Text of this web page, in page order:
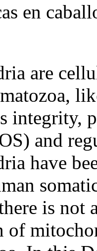
en
are
integrity,
and
have
is not
of